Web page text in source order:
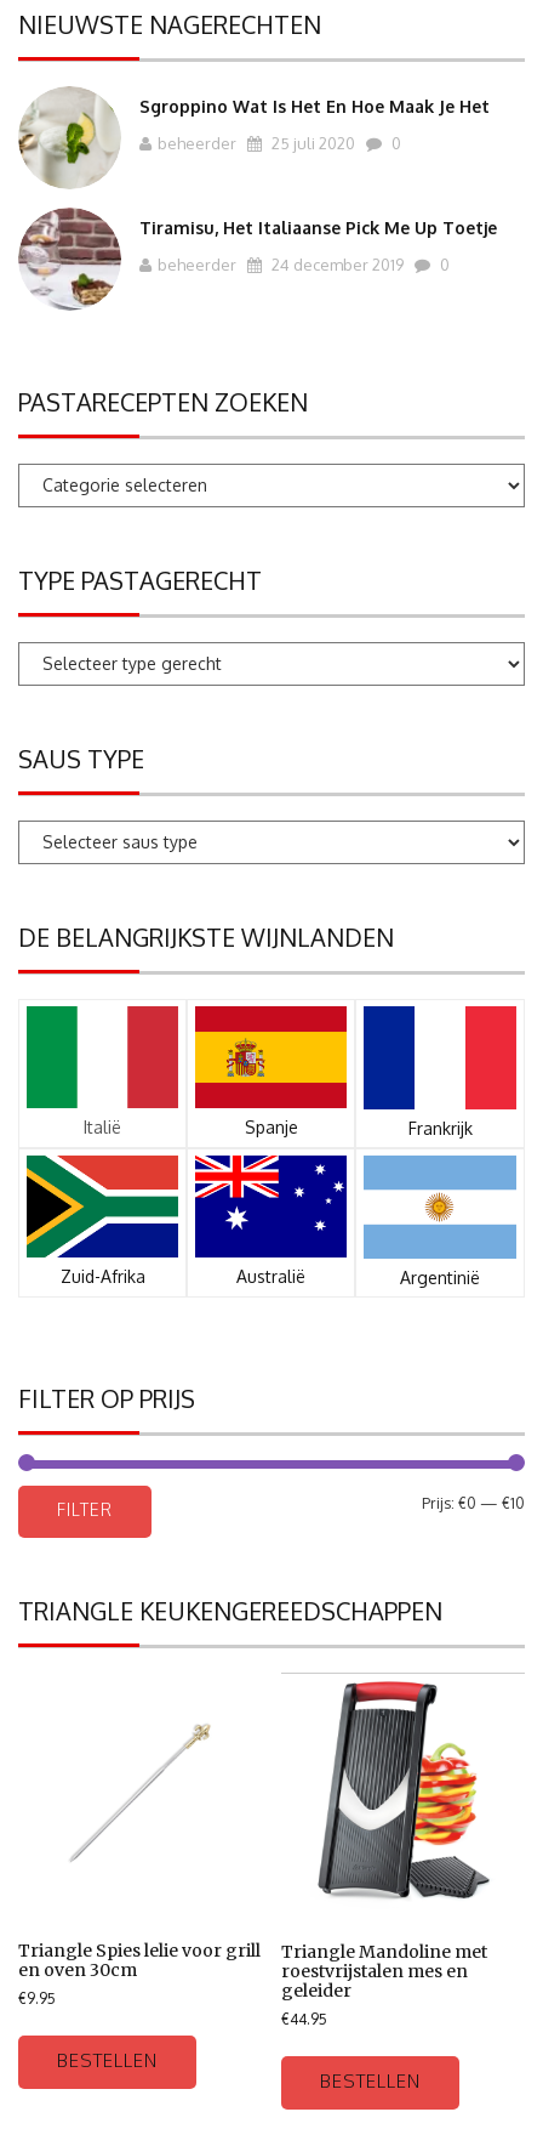
NIEUWSTE NAGERECHTEN
Sgroppino Wat Is Het En Hoe Maak Je Het
beheerder 25 juli 2020 0
Tiramisu, Het Italiaanse Pick Me Up Toetje
beheerder 24 december 2019 0
PASTARECEPTEN ZOEKEN
Pastarecepten
TYPE PASTAGERECHT
SAUS TYPE
DE BELANGRIJKSTE WIJNLANDEN
Italië Spanje Frankrijk
Zuid-Afrika Australië Argentinië
FILTER OP PRIJS
FILTER Prijs: €0 — €10
TRIANGLE KEUKENGEREEDSCHAPPEN
Triangle Spies lelie voor grill
en oven 30cm
€9.95
BESTELLEN
Triangle Mandoline met
roestvrijstalen mes en
geleider
€44.95
BESTELLEN